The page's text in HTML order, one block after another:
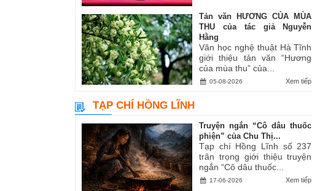
Tản văn HƯƠNG CỦA MÙA
THU của tác giả Nguyễn
Hằng
Văn học nghệ thuật Hà Tĩnh
giới thiệu tản văn “Hương
của mùa thu” của...
Xem tiếp
05-08-2026
TẠP CHÍ HỒNG LĨNH
Truyện ngắn “Cô dâu thuốc
phiện” của Chu Thị...
Tạp chí Hồng Lĩnh số 237
trân trọng giới thiệu truyện
ngắn “Cô dâu thuốc...
Xem tiếp
17-06-2026